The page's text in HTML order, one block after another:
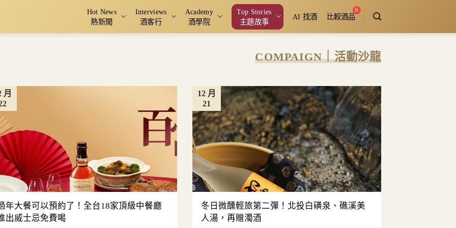
Hot News
熱新聞
Interviews
酒客行
Academy
酒學院
Top Stories
主題故事
AI 找酒 比較酒品
COMPAIGN｜活動沙龍
年大餐可以預約了！全台18家頂級中餐廳
出威士忌免費喝
月
冬日微醺輕旅第二彈！北投白磺泉、礁溪美
人湯，再贈濁酒
21
12 月